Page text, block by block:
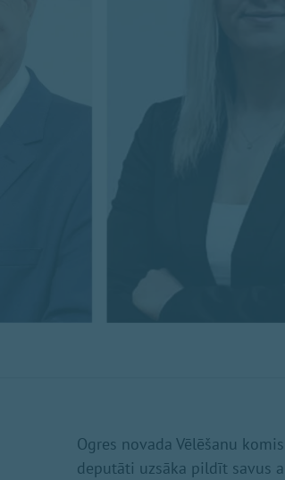
Ogres novada Vēlēšanu
deputāti uzsāka pildīt savus